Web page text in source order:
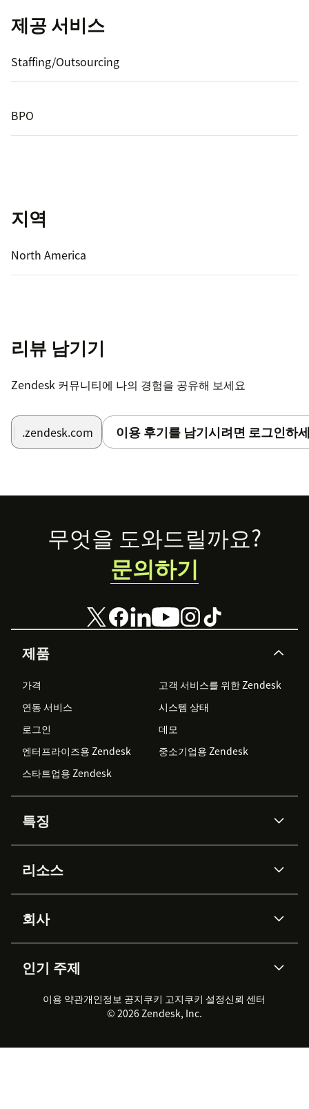
제공 서비스
Staffing/Outsourcing
BPO
지역
North America
리뷰 남기기
Zendesk 커뮤니티에 나의 경험을 공유해 보세요
.zendesk.com 이용 후기를 남기시려면 로그인하
Footer
제품
가격
고객 서비스를 위한 Zendesk
연동 서비스
시스템 상태
로그인
데모
엔터프라이즈용 Zendesk
중소기업용 Zendesk
스타트업용 Zendesk
특징
Zendesk AI
Advanced Data Privacy &
Protection
지식창고
워크포스 관리
실시간 채팅
클라이언트 포털
리소스
API & 개발자
AI 리서치
이벤트 & 웨비나
고객 사례
회사
채용 정보
지속 가능성 보고서
Zendesk Foundation
법적 정보
인기 주제
2026 CX 트렌드
제품 업데이트
고객 서비스 소프트웨어
헬프 데스크 통합 티켓 관리 소
무엇을 도와드릴까요?
문의하기
이용 약관개인정보 공지쿠키 고지쿠키 설정신뢰 센터
© 2026 Zendesk, Inc.